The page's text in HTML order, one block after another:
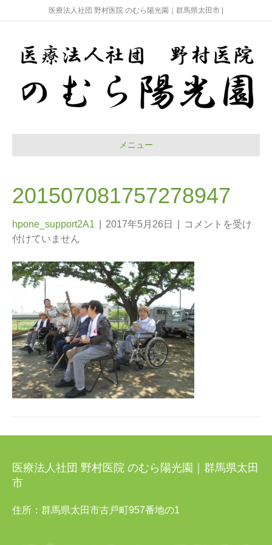
医療法人社団 野村医院 のむら陽光園｜群馬県太田市 |
メニュー
201507081757278947
hpone_support2A1 2017年5月26日
コメントを受け
付けていません
医療法人社団 野村医院 のむら陽光園｜群馬県太田
市
住所：群馬県太田市古戸町957番地の1